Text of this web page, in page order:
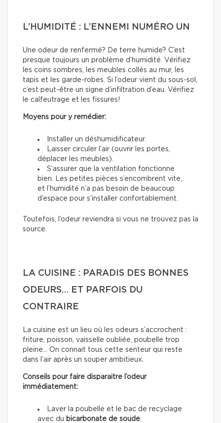
L’HUMIDITÉ : L’ENNEMI NUMÉRO UN
Une odeur de renfermé? De terre humide? C’est
presque toujours un problème d’humidité. Vérifiez
les coins sombres, les meubles collés au mur, les
tapis et les garde-robes. Si l’odeur vient du sous-sol,
c’est peut-être un signe d’infiltration d’eau. Vérifiez
le calfeutrage et les fissures!
Moyens pour y remédier:
Installer un déshumidificateur.
Laisser circuler l’air (ouvrir les portes,
déplacer les meubles).
S’assurer que la ventilation fonctionne
bien. Les petites pièces s’encombrent vite,
et l’humidité n’a pas besoin de beaucoup
d’espace pour s’installer confortablement.
Toutefois, l’odeur reviendra si vous ne trouvez pas la
source.
LA CUISINE : PARADIS DES BONNES
ODEURS… ET PARFOIS DU
CONTRAIRE
La cuisine est un lieu où les odeurs s’accrochent :
friture, poisson, vaisselle oubliée, poubelle trop
pleine… On connait tous cette senteur qui reste
dans l’air après un souper ambitieux.
Conseils pour faire disparaitre l’odeur
immédiatement:
Laver la poubelle et le bac de recyclage
avec du bicarbonate de soude.